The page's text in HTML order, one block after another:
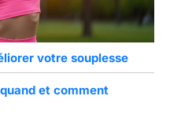
votre souplesse
et comment